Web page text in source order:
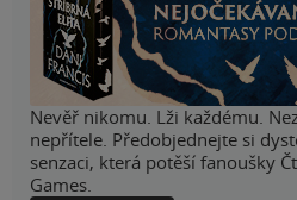
Nevěř nikomu. Lži každému.
nepřítele. Předobjednejte si
senzaci, která potěší fanoušky
Games.